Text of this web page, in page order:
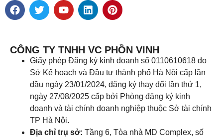
CÔNG TY TNHH VC PHỒN VINH
Giấy phép Đăng ký kinh doanh số 0110610618 do
Sở Kế hoạch và Đầu tư thành phố Hà Nội cấp lần
đầu ngày 23/01/2024, đăng ký thay đổi lần thứ 1,
ngày 27/08/2025 cấp bởi Phòng đăng ký kinh
doanh và tài chính doanh nghiệp thuộc Sở tài chính
TP Hà Nội.
Địa chỉ trụ sở: Tầng 6, Tòa nhà MD Complex, số